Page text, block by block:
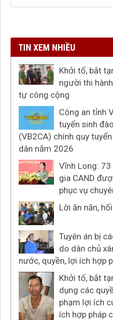
TIN XEM NHIỀU
Khởi tố, bắt
người thi
tự công cộng
Công an tỉnh
tuyển sinh
(VB2CA) chính quy
dân năm 2026
Vĩnh Long:
gia CAND
phục vụ
Lời ăn năn,
Tuyên án bị
do dân chủ
nước, quyền, lợi ích hợp
Khởi tố, bắt
dụng các
phạm lợi ích
ích hợp pháp